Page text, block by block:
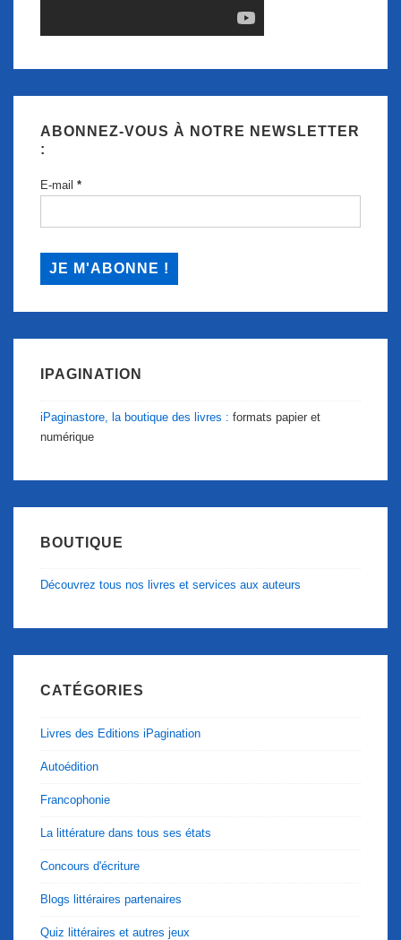
ABONNEZ-VOUS À NOTRE NEWSLETTER
:
E-mail *
IPAGINATION
iPaginastore, la boutique des livres : formats papier et
numérique
BOUTIQUE
Découvrez tous nos livres et services aux auteurs
CATÉGORIES
Livres des Editions iPagination
Autoédition
Francophonie
La littérature dans tous ses états
Concours d'écriture
Blogs littéraires partenaires
Quiz littéraires et autres jeux